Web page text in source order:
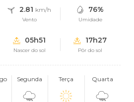
2.81 km/h
Vento
76%
Umidade
05h51
Nascer do sol
17h27
Pôr do sol
Segunda Terça Quarta